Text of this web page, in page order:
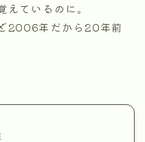
ているのに。
2006年だから20年前